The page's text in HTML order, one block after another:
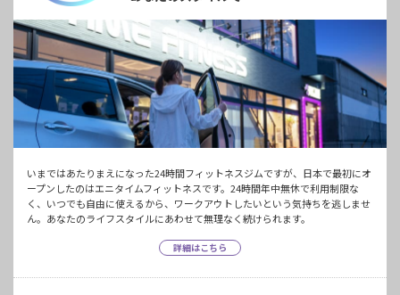
いまではあたりまえになった24時間フィットネスジムですが、日本で最初にオ
ープンしたのはエニタイムフィットネスです。24時間年中無休で利用制限な
く、いつでも自由に使えるから、ワークアウトしたいという気持ちを逃しませ
ん。あなたのライフスタイルにあわせて無理なく続けられます。
詳細はこちら